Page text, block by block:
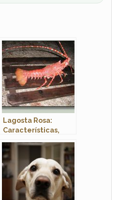
Lagosta Rosa:
Características,
Científico